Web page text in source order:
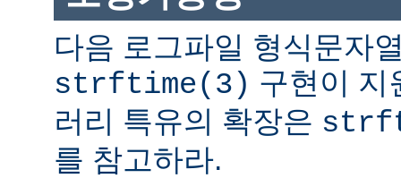
다음 로그파일 형식문자
strftime(3) 구현이 지
러리 특유의 확장은
를 참고하라.